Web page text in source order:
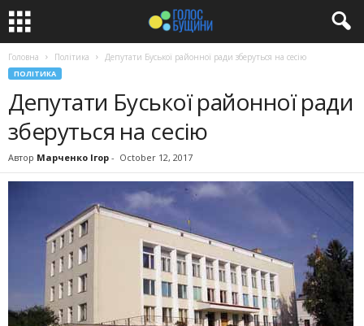
Головна Політика Депутати Буської районної ради зберуться на сесію
ПОЛІТИКА
Депутати Буської районної ради
зберуться на сесію
Автор Марченко Ігор - October 12, 2017